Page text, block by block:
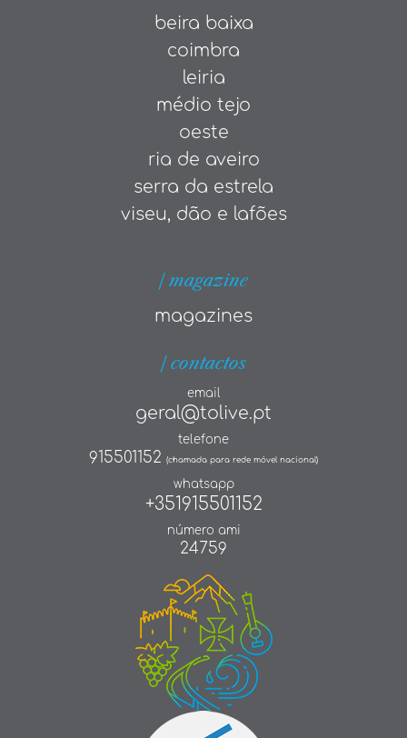
beira baixa
coimbra
leiria
médio tejo
oeste
ria de aveiro
serra da estrela
viseu, dão e lafões
| magazine
magazines
| contactos
email
geral@tolive.pt
telefone
915501152 (chamada para rede móvel nacional)
whatsapp
+351915501152
número ami
24759